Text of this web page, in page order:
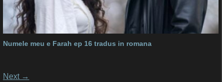
Numele meu e Farah ep 16 tradus in romana
Posts
Next →